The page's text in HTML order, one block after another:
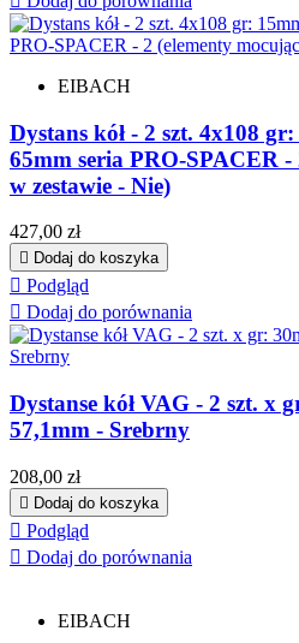
EIBACH
Dystans kół - 2 szt. 4x108
65mm seria PRO-SPACER -
w zestawie - Nie)
Cena
427,00 zł
 Dodaj do koszyka
 Podgląd
 Dodaj do porównania
Dystanse kół VAG - 2 szt. x
57,1mm - Srebrny
Cena
208,00 zł
 Dodaj do koszyka
 Podgląd
 Dodaj do porównania
EIBACH